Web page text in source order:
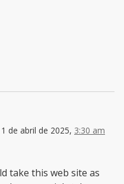
1 de abril de 2025, 3:30 am
take this web site as